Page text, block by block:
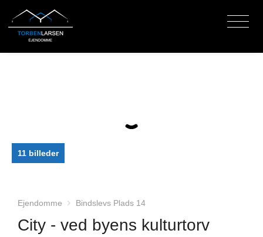
11 billeder
Ejendomme Bindslevs Plads 14
City - ved byens kulturtorv